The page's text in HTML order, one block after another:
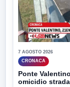
7 AGOSTO 2026
CRONACA
Ponte
omicidio